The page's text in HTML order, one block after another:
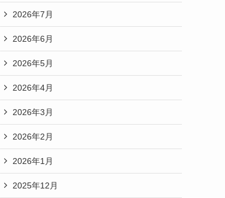
2026年7月
2026年6月
2026年5月
2026年4月
2026年3月
2026年2月
2026年1月
2025年12月